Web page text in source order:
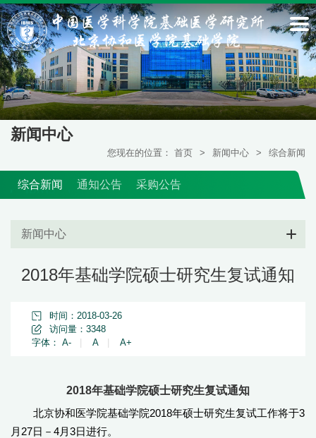
新闻中心
您现在的位置： 首页 > 新闻中心 > 综合新闻
综合新闻 通知公告 采购公告
新闻中心
2018年基础学院硕士研究生复试通知
时间：2018-03-26
访问量： 3348
字体： A- A A+
2018年基础学院硕士研究生复试通知
北京协和医学院基础学院2018年硕士研究生复试工作将于3
月27日－4月3日进行。